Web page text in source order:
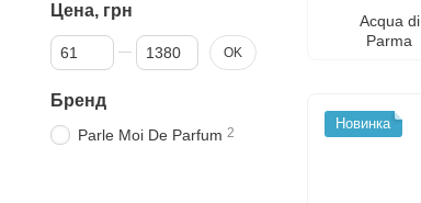
Acqua di
Parma
Новинка
Цена, грн
От Цена, грн
До Цена, грн OK
Бренд
Parle Moi De Parfum 2